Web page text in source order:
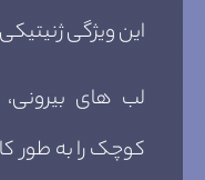
این ویژگی
لب های بیرونی،
کوچک را به طور